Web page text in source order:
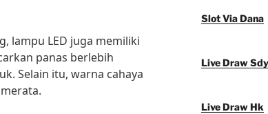
lampu LED juga memiliki
panas berlebih
Selain itu, warna cahaya
Slot Via Dana
Live Draw Sdy
Live Draw Hk